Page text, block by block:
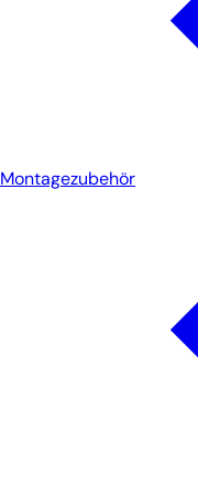
Montagezubehör